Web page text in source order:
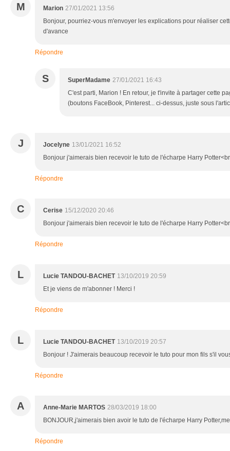
M Marion 27/01/2021 13:56
Bonjour, pourriez-vous m'envoyer les explications pour réaliser
d'avance
Répondre
S SuperMadame 27/01/2021 16:43
C'est parti, Marion ! En retour, je t'invite à partager cette
(boutons FaceBook, Pinterest... ci-dessus, juste sous
J Jocelyne 13/01/2021 16:52
Bonjour j'aimerais bien recevoir le tuto de l'écharpe Harry
Répondre
C Cerise 15/12/2020 20:46
Bonjour j'aimerais bien recevoir le tuto de l'écharpe Harry
Répondre
L Lucie TANDOU-BACHET 13/10/2019 20:59
Et je viens de m'abonner ! Merci !
Répondre
L Lucie TANDOU-BACHET 13/10/2019 20:57
Bonjour ! J'aimerais beaucoup recevoir le tuto pour mon fils s'il
Répondre
A Anne-Marie MARTOS 28/03/2019 18:00
BONJOUR,j'aimerais bien avoir le tuto de l'écharpe Harry
Répondre